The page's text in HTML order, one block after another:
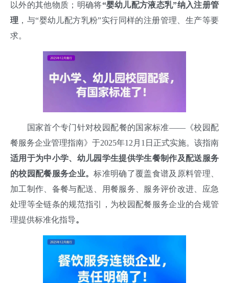
以外的其他物质；明确将“婴幼儿配方液态乳”纳入注册管
理 ，与“婴幼儿配方乳粉”实行同样的注册管理、生产等要
求。
国家首个专门针对校园配餐的国家标准——《校园配
餐服务企业管理指南》于2025年12月1日正式实施。该指南
适用于为中小学、幼儿园学生提供学生餐制作及配送服务
的校园配餐服务企业。标准明确了覆盖食谱及原料管理、
加工制作、备餐与配送、用餐服务、服务评价改进、应急
处理等全链条的规范指引，为校园配餐服务企业的合规管
理提供标准化指导。